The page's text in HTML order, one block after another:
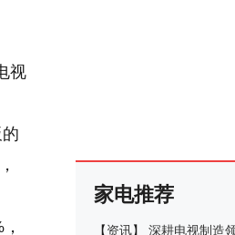
视
家电推荐
【资讯】
深耕电视制造